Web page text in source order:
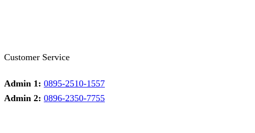
Customer Service
Admin 1: 0895-2510-1557
Admin 2: 0896-2350-7755